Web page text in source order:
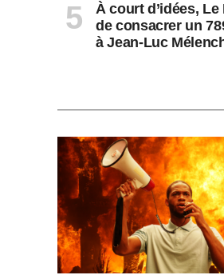
À court d’idées,
de consacrer un
à Jean-Luc